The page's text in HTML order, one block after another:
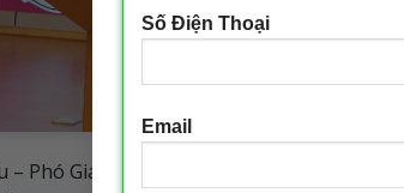
Số Điện Thoại
Email
– Phó Giám đốc Đại học phát biểu